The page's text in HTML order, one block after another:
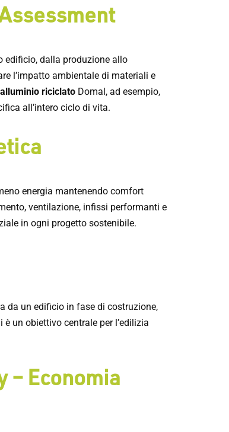
edificio, dalla produzione allo
l’impatto ambientale di materiali e
riciclato Domal, ad esempio,
all’intero ciclo di vita.
energia mantenendo comfort
ventilazione, infissi performanti e
in ogni progetto sostenibile.
da un edificio in fase di costruzione,
un obiettivo centrale per l’edilizia
– Economia